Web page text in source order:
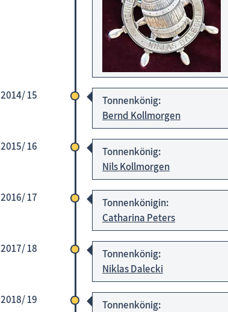
2014/ 15
Tonnenkönig:
Bernd Kollmorgen
2015/ 16
Tonnenkönig:
Nils Kollmorgen
2016/ 17
Tonnenkönigin:
Catharina Peters
2017/ 18
Tonnenkönig:
Niklas Dalecki
2018/ 19
Tonnenkönig: